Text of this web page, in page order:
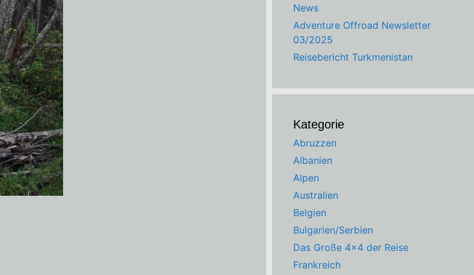
News
Adventure Offroad Newsletter
03/2025
Reisebericht Turkmenistan
Kategorie
Abruzzen
Albanien
Alpen
Australien
Belgien
Bulgarien/Serbien
Das Große 4×4 der Reise
Frankreich